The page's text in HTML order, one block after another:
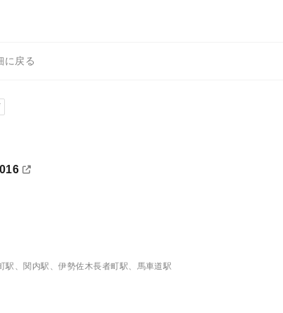
に戻る
駅、関内駅、伊勢佐木長者町駅、馬車道駅